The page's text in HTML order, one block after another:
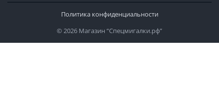
Политика конфиденциальности
© 2026 Магазин “Спецмигалки.рф”